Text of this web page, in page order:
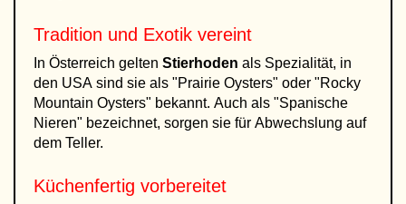
Tradition und Exotik vereint
In Österreich gelten Stierhoden als Spezialität, in
den USA sind sie als "Prairie Oysters" oder "Rocky
Mountain Oysters" bekannt. Auch als "Spanische
Nieren" bezeichnet, sorgen sie für Abwechslung auf
dem Teller.
Küchenfertig vorbereitet